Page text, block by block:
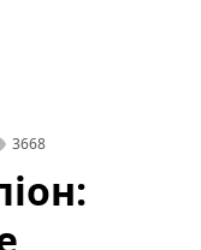
3668